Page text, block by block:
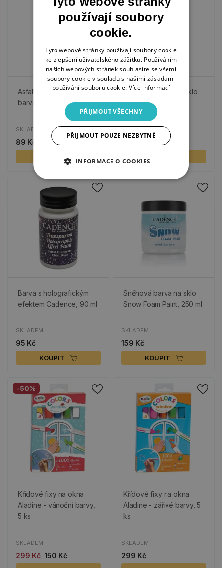
Asfaltová patinovací
barva Cadence, 100 ml
SKLADEM
89 Kč
Leptací médium na sklo
Cadence, 59 ml
Barva s holografickým
efektem Cadence, 90 ml
SKLADEM
95 Kč
KOUPIT
Sněhová barva na sklo
Snow Foam Paint, 250 ml
SKLADEM
159 Kč
KOUPIT
-50%
Křídové fixy na okna
Aladine - vánoční barvy,
5 ks
SKLADEM
299 Kč 150 Kč
Křídové fixy na okna
Aladine - zářivé barvy, 5
ks
SKLADEM
299 Kč
používají soubory
cookie.
Tyto webové stránky používají soubory cookie
ke zlepšení uživatelského zážitku. Používáním
našich webových stránek souhlasíte se všemi
soubory cookie v souladu s našimi zásadami
používání souborů cookie. Více informací
PŘIJMOUT VŠECHNY
PŘIJMOUT POUZE NEZBYTNÉ
INFORMACE O COOKIES